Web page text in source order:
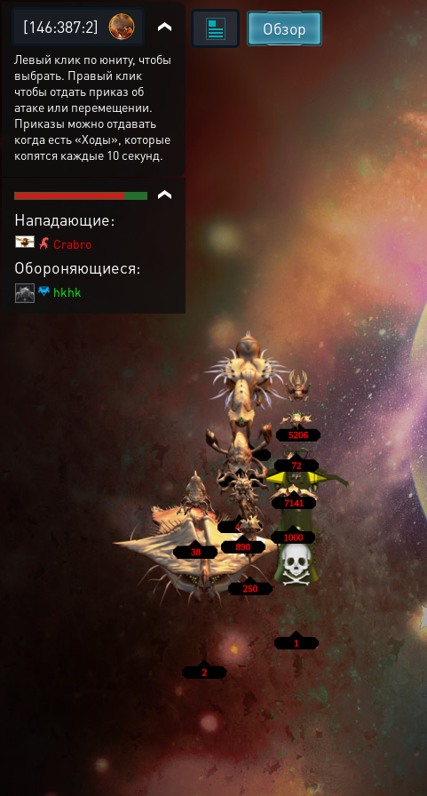
Обзор
[146:387:2]
Левый клик по юниту, чтобы
выбрать. Правый клик
чтобы отдать приказ об
атаке или перемещении.
Приказы можно отдавать
когда есть «Ходы», которые
копятся каждые 10 секунд.
Нападающие:
Crabro
Обороняющиеся:
hkhk